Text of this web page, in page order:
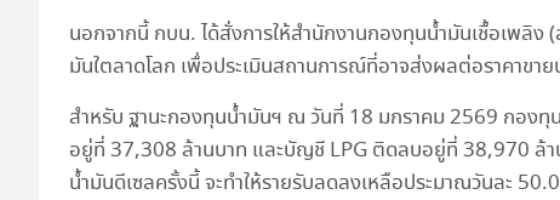
นอกจากนี้ กบน. ได้สั่งการให้สำนักงานกองทุนน้ำมันเชื้อเพลิ
มันใตลาดโลก เพื่อประเมินสถานการณ์ที่อาจส่งผลต่อราคาขา
สำหรับ ฐานะกองทุนน้ำมันฯ ณ วันที่ 18 มกราคม 2569 กอ
อยู่ที่ 37,308 ล้านบาท และบัญชี LPG ติดลบอยู่ที่ 38,970 ล้า
น้ำมันดีเซลครั้งนี้ จะทำให้รายรับลดลงเหลือประมาณวันละ